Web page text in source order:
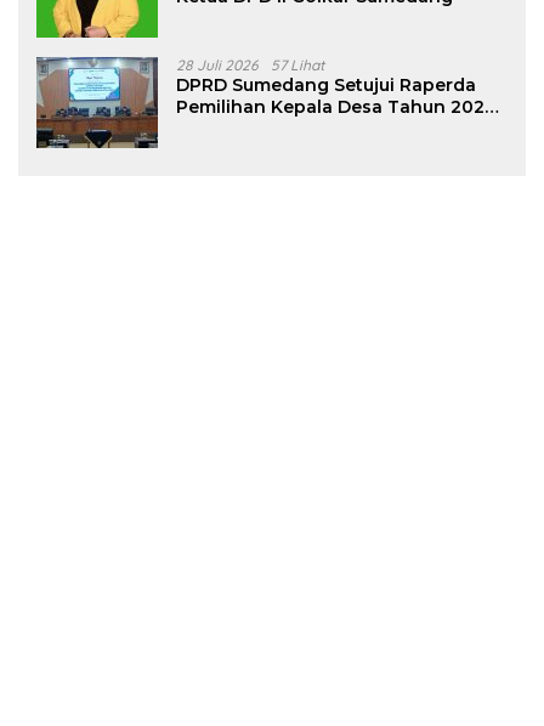
28 Juli 2026 57 Lihat
DPRD Sumedang Setujui Raperda
Pemilihan Kepala Desa Tahun 2026